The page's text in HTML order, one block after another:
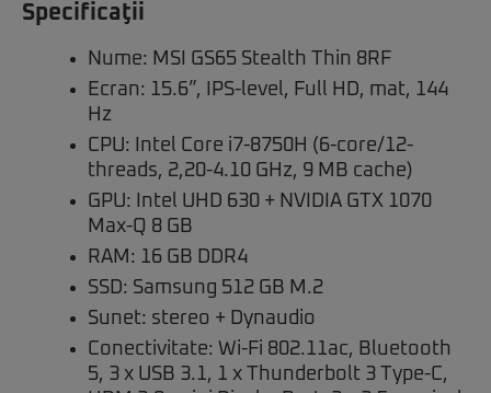
Specificaţii
Nume: MSI GS65 Stealth Thin 8RF
Ecran: 15.6”, IPS-level, Full HD, mat, 144
Hz
CPU: Intel Core i7-8750H (6-core/12-
threads, 2,20-4.10 GHz, 9 MB cache)
GPU: Intel UHD 630 + NVIDIA GTX 1070
Max-Q 8 GB
RAM: 16 GB DDR4
SSD: Samsung 512 GB M.2
Sunet: stereo + Dynaudio
Conectivitate: Wi-Fi 802.11ac, Bluetooth
5, 3 x USB 3.1, 1 x Thunderbolt 3 Type-C,